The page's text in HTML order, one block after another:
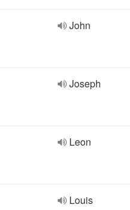
John
Joseph
Leon
Louis